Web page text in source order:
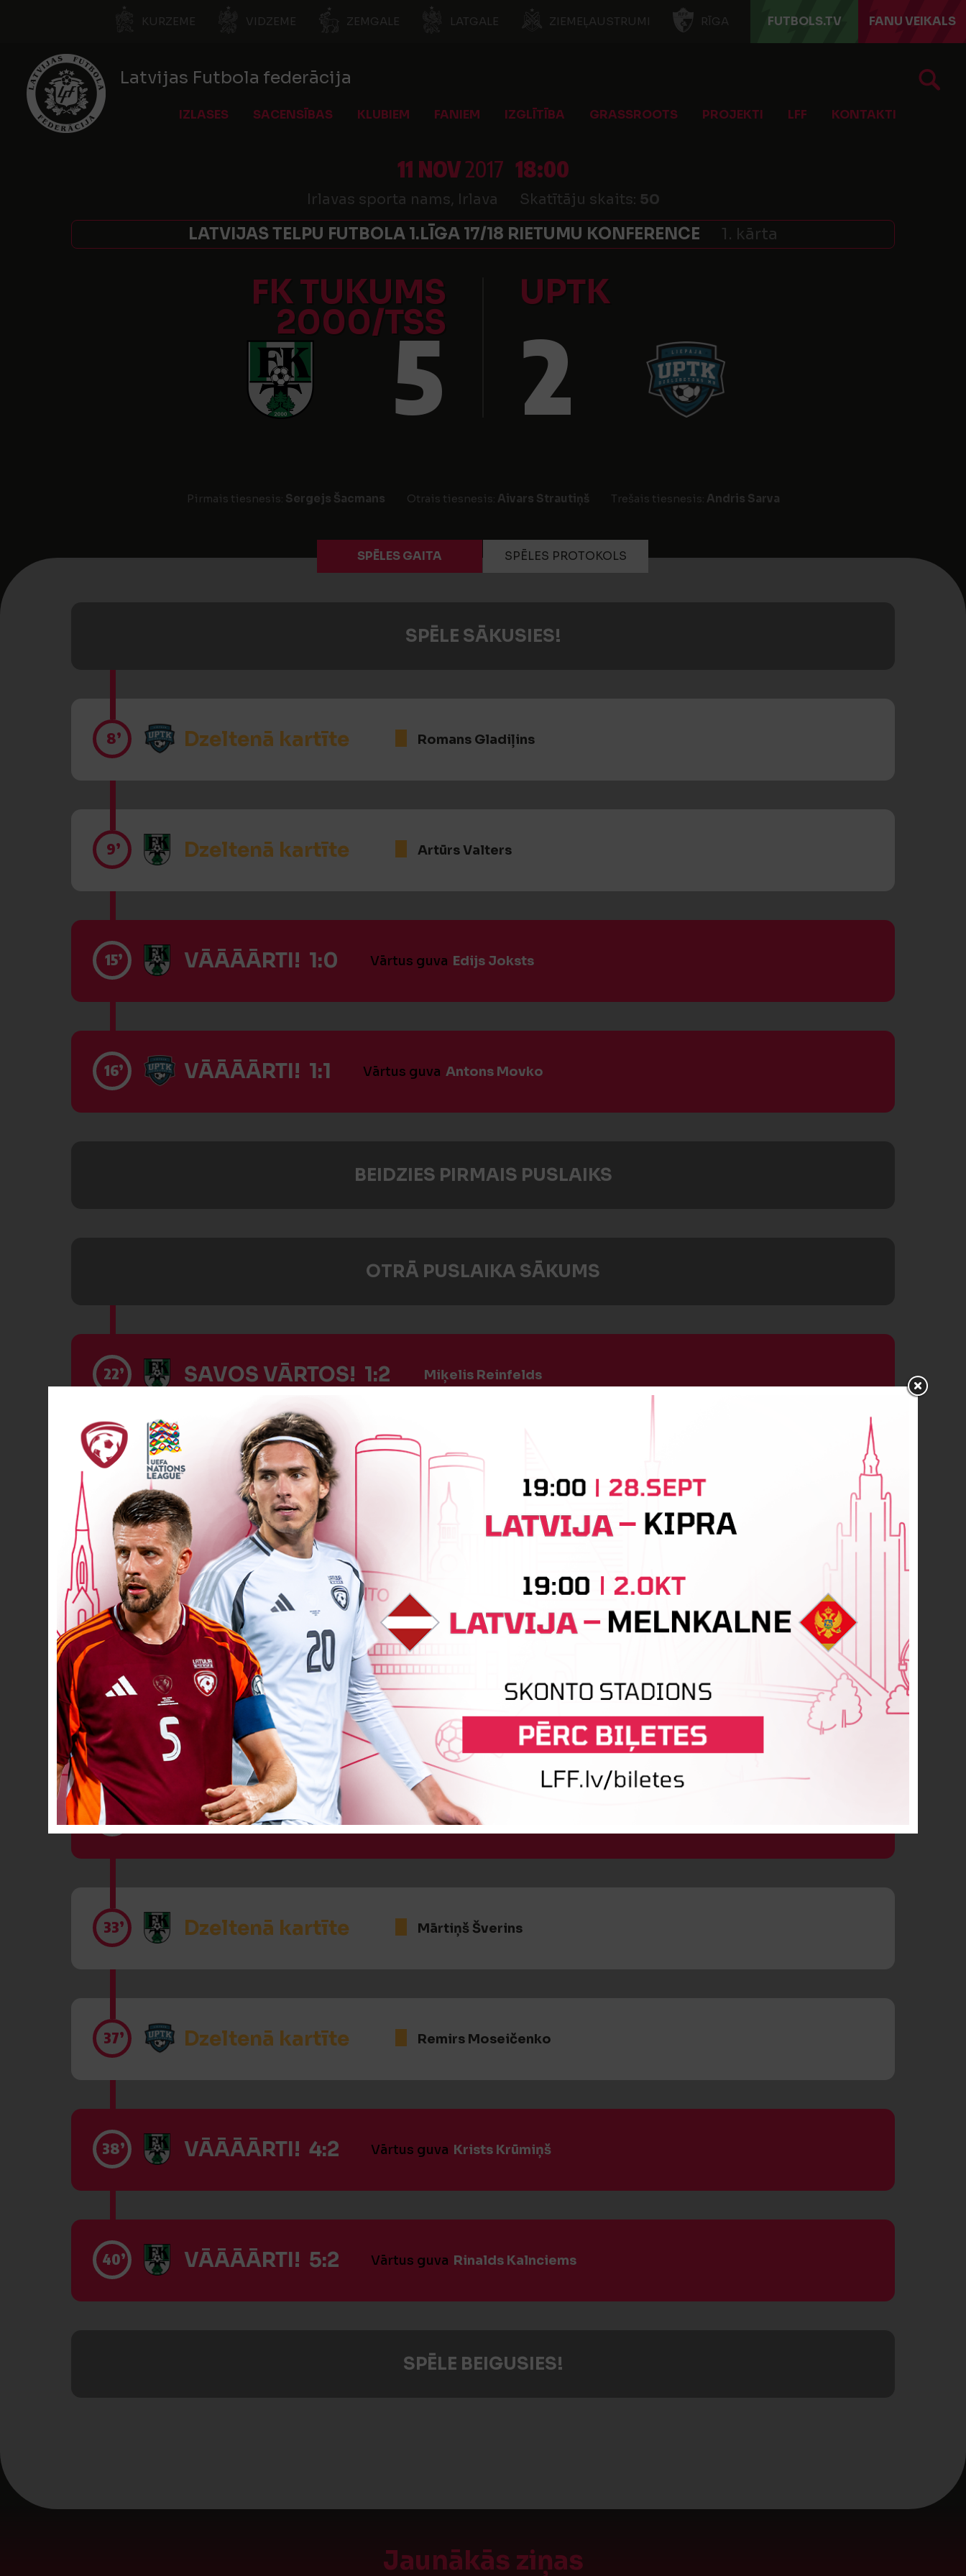
KURZEME VIDZEME ZEMGALE LATGALE ZIEMEĻAUSTRUMI RĪGA FUTBOLS.TV FANU VEIKALS
Latvijas Futbola federācija
IZLASES SACENSĪBAS KLUBIEM FANIEM IZGLĪTĪBA GRASSROOTS PROJEKTI LFF KONTAKTI
11 NOV2017 18:00
Irlavas sporta nams, Irlava Skatītāju skaits: 50
LATVIJAS TELPU FUTBOLA 1.LĪGA 17/18 RIETUMU KONFERENCE 1. kārta
FK TUKUMS
2000/TSS
UPTK
5 2
Pirmais tiesnesis: Sergejs Šacmans Otrais tiesnesis: Aivars Strautiņš Trešais tiesnesis: Andris Sarva
SPĒLES GAITA SPĒLES PROTOKOLS
SPĒLE SĀKUSIES!
8’ Dzeltenā kartīte Romans Gladiļins
9’ Dzeltenā kartīte Artūrs Valters
15’ VĀĀĀĀRTI! 1:0 Vārtus guva Edijs Joksts
16’ VĀĀĀĀRTI! 1:1 Vārtus guva Antons Movko
BEIDZIES PIRMAIS PUSLAIKS
OTRĀ PUSLAIKA SĀKUMS
22’ SAVOS VĀRTOS! 1:2 Miķelis Reinfelds
Dzeltenā kartīte Toms Aizgrāvis
27’ VĀĀĀĀRTI! 2:2 Vārtus guva Sandijs Joksts
Dzeltenā kartīte Bogdans Petruks
28’ VĀĀĀĀRTI! 3:2 Vārtus guvaToms Aizgrāvis
33’ Dzeltenā kartīte Mārtiņš Šverins
37’ Dzeltenā kartīte Remirs Moseičenko
38’ VĀĀĀĀRTI! 4:2 Vārtus guva Krists Krūmiņš
40’ VĀĀĀĀRTI! 5:2 Vārtus guva Rinalds Kalnciems
SPĒLE BEIGUSIES!
Jaunākās ziņas